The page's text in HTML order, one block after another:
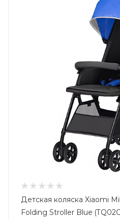
Детская коляска Xiaomi
Folding Stroller Blue